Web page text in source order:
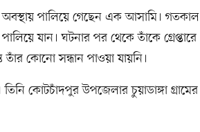
পালিয়ে গেছেন এক আসামি। গতকাল
যান। ঘটনার পর থেকে তাঁকে গ্রেপ্তারে
কোনো সন্ধান পাওয়া যায়নি।
কোটচাঁদপুর উপজেলার চুয়াডাঙ্গা গ্রামের